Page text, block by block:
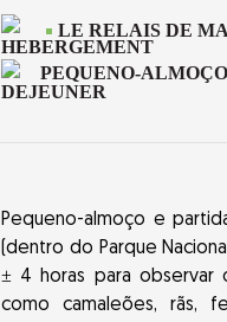
LE RELAIS DE
PEQUENO-ALMOÇO
Pequeno-almoço e
(dentro do Parque
± 4 horas para observar
como camaleões, rãs,